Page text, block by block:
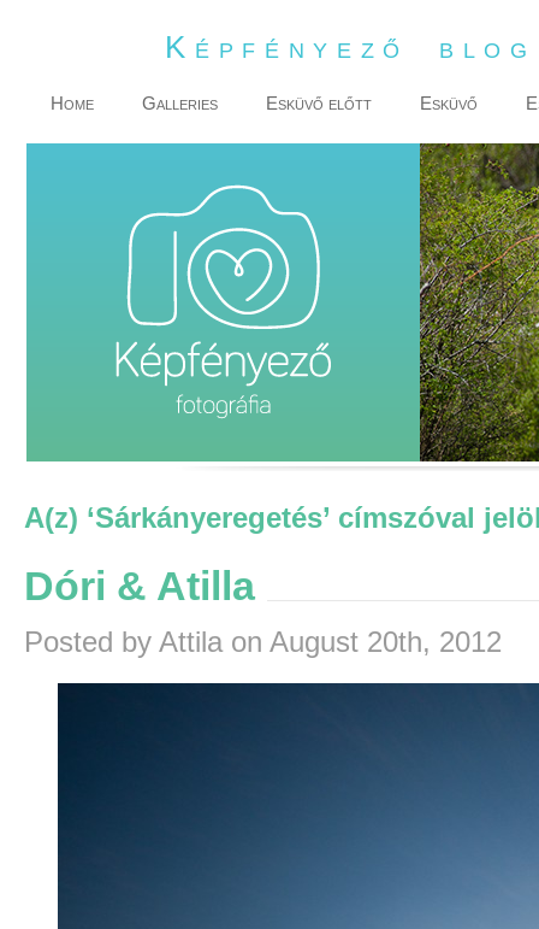
Képfényező
Home Galleries Esküvő előtt Esküvő
A(z) ‘Sárkányeregetés’ címszóval
Dóri & Atilla
Posted by Attila on August 20th, 2012